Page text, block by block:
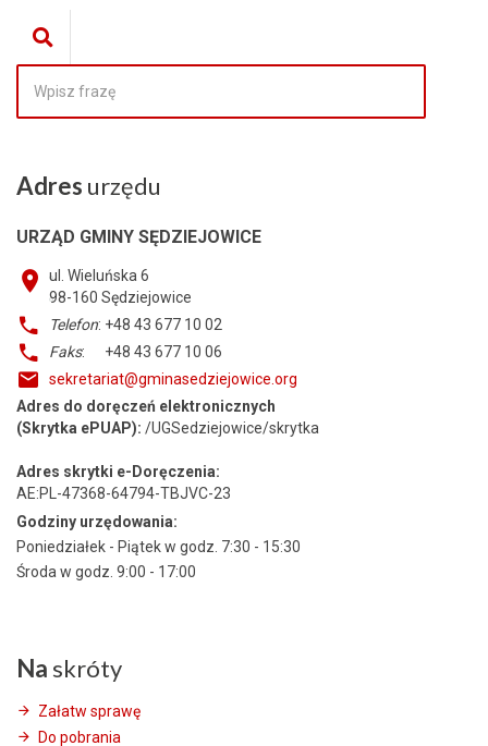
Adres urzędu
URZĄD GMINY SĘDZIEJOWICE
ul. Wieluńska 6
98-160 Sędziejowice
Telefon: +48 43 677 10 02
Faks: +48 43 677 10 06
sekretariat@gminasedziejowice.org
Adres do doręczeń elektronicznych
(Skrytka ePUAP): /UGSedziejowice/skrytka
Adres skrytki e-Doręczenia:
AE:PL-47368-64794-TBJVC-23
Godziny urzędowania:
Poniedziałek - Piątek w godz. 7:30 - 15:30
Środa w godz. 9:00 - 17:00
Na skróty
Załatw sprawę
Do pobrania